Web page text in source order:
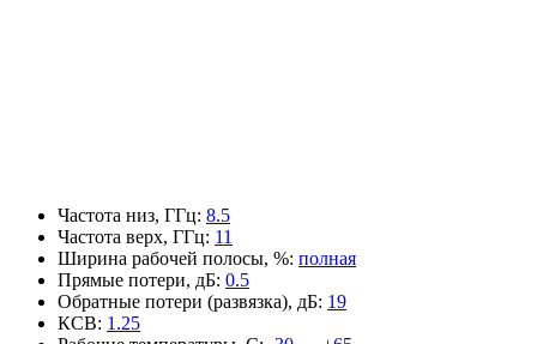
Частота низ, ГГц: 8.5
Частота верх, ГГц: 11
Ширина рабочей полосы, %: полная
Прямые потери, дБ: 0.5
Обратные потери (развязка), дБ: 19
КСВ: 1.25